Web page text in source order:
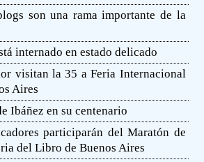
son una rama importante de la
internado en estado delicado
visitan la 35 a Feria Internacional
Aires
Ibáñez en su centenario
participarán del Maratón de
del Libro de Buenos Aires